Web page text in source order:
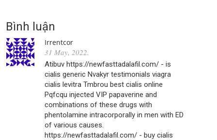
Bình luận
Irrentcor
31 May, 2022.
Atibuv https://newfasttadalafil.com/ - is
cialis generic Nvakyr testimonials viagra
cialis levitra Tmbrou best cialis online
Pqfcqu injected VIP papaverine and
combinations of these drugs with
phentolamine intracorporally in men with ED
of various causes.
https://newfasttadalafil.com/ - buy cialis